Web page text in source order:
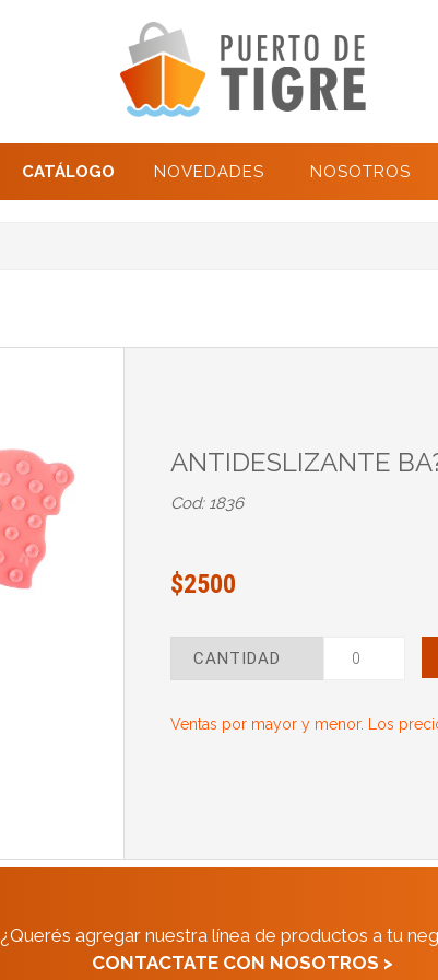
CATÁLOGO NOVEDADES NOSOTROS
ANTIDESLIZANTE
Cod: 1836
$2500
CANTIDAD
Ventas por mayor y menor. Los
¿Querés agregar nuestra línea de productos a tu
CONTACTATE CON NOSOTROS >